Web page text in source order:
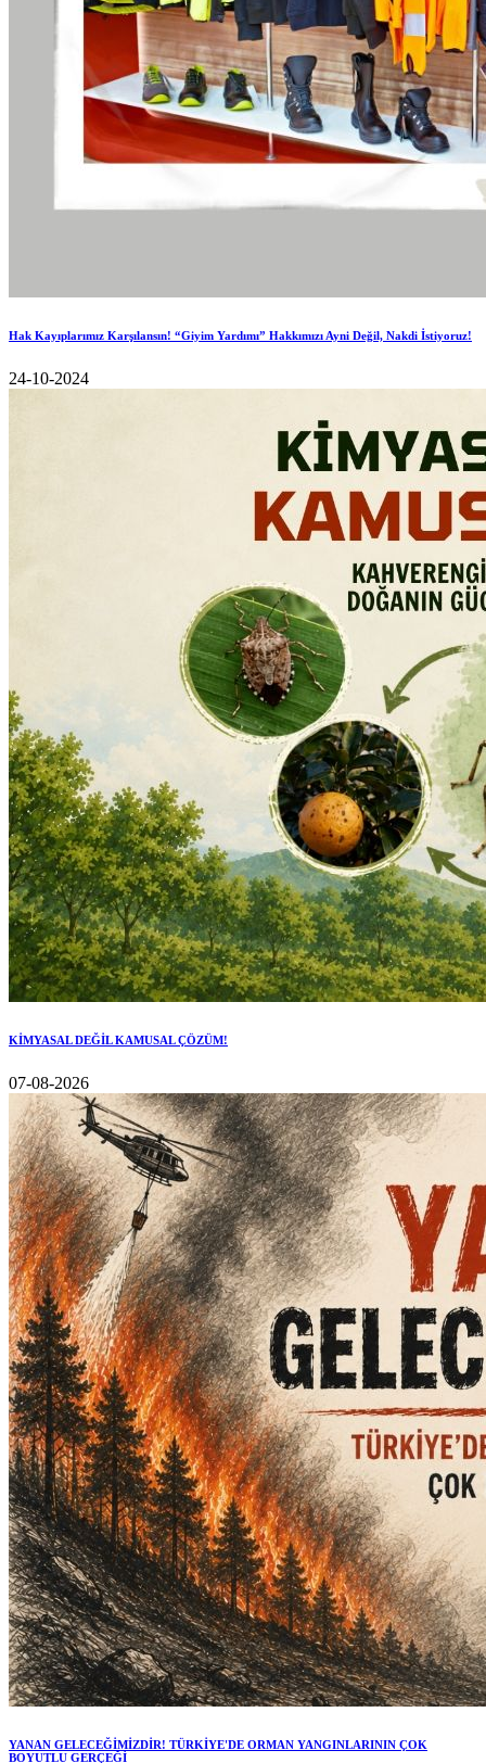
Hak Kayıplarımız Karşılansın! “Giyim Yardımı” Hakkımızı Ayni Değil, Nakdi İstiyoruz!
24-10-2024
KİMYASAL DEĞİL KAMUSAL ÇÖZÜM!
07-08-2026
YANAN GELECEĞİMİZDİR! TÜRKİYE'DE ORMAN YANGINLARININ ÇOK
BOYUTLU GERÇEĞİ